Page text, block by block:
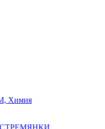
Химия